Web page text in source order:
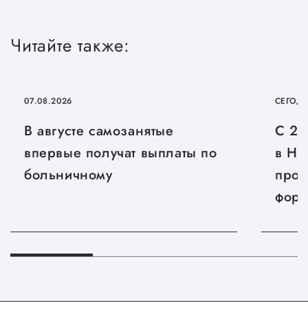
Читайте также:
07.08.2026
В августе самозанятые
впервые получат выплаты по
больничному
С 27
в